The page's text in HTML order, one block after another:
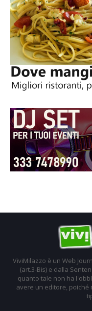
ViviMilazzo è un Web
(art.3-Bis) e dalla
quanto tale non ha
avere un editore,